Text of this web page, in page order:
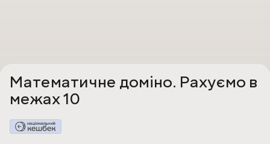
Математичне доміно. Рахуємо в
межах 10